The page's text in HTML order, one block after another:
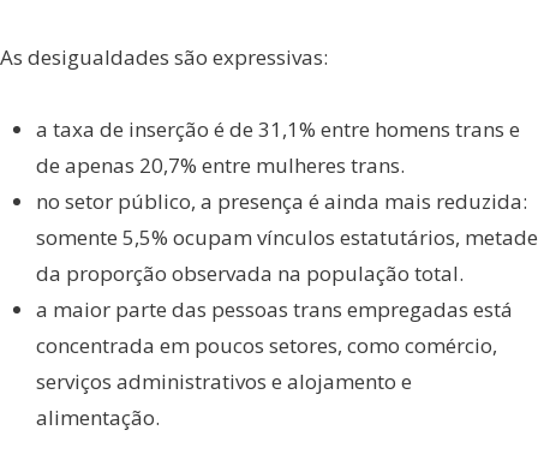
As desigualdades são expressivas:
a taxa de inserção é de 31,1% entre homens trans e
de apenas 20,7% entre mulheres trans.
no setor público, a presença é ainda mais reduzida:
somente 5,5% ocupam vínculos estatutários, metade
da proporção observada na população total.
a maior parte das pessoas trans empregadas está
concentrada em poucos setores, como comércio,
serviços administrativos e alojamento e
alimentação.